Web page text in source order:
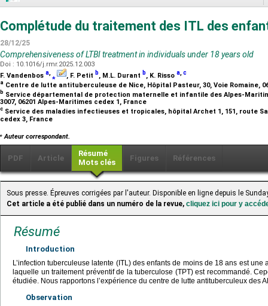
Complétude du traitement des ITL des
28/12/25
Comprehensiveness of LTBI treatment in individuals under 18 years old
Doi : 10.1016/j.rmr.2025.12.003
F. Vandenbos a,⁎ , F. Petit b, M.L. Durant b, K. Risso a,c
a Centre de lutte antituberculeuse de Nice, Hôpital Pasteur, 30, Voie Romaine,
b Service départemental de protection maternelle et infantile des Alpes-
3007, 06201 Alpes-Maritimes cedex 1, France
c Service des maladies infectieuses et tropicales, hôpital Archet 1, 151, route
cedex 3, France
⁎ Auteur correspondant.
PDF Article
Résumé
Mots clés
Figures Références
Sous presse. Épreuves corrigées par l'auteur. Disponible en ligne depuis le
Cet article a été publié dans un numéro de la revue, cliquez ici pour y
Résumé
Introduction
L’infection tuberculeuse latente (ITL) des enfants de moins de 18 ans est
laquelle un traitement préventif de la tuberculose (TPT) est recommandé.
étudiée. Nous rapportons l’expérience du centre de lutte antituberculeux des
Observation